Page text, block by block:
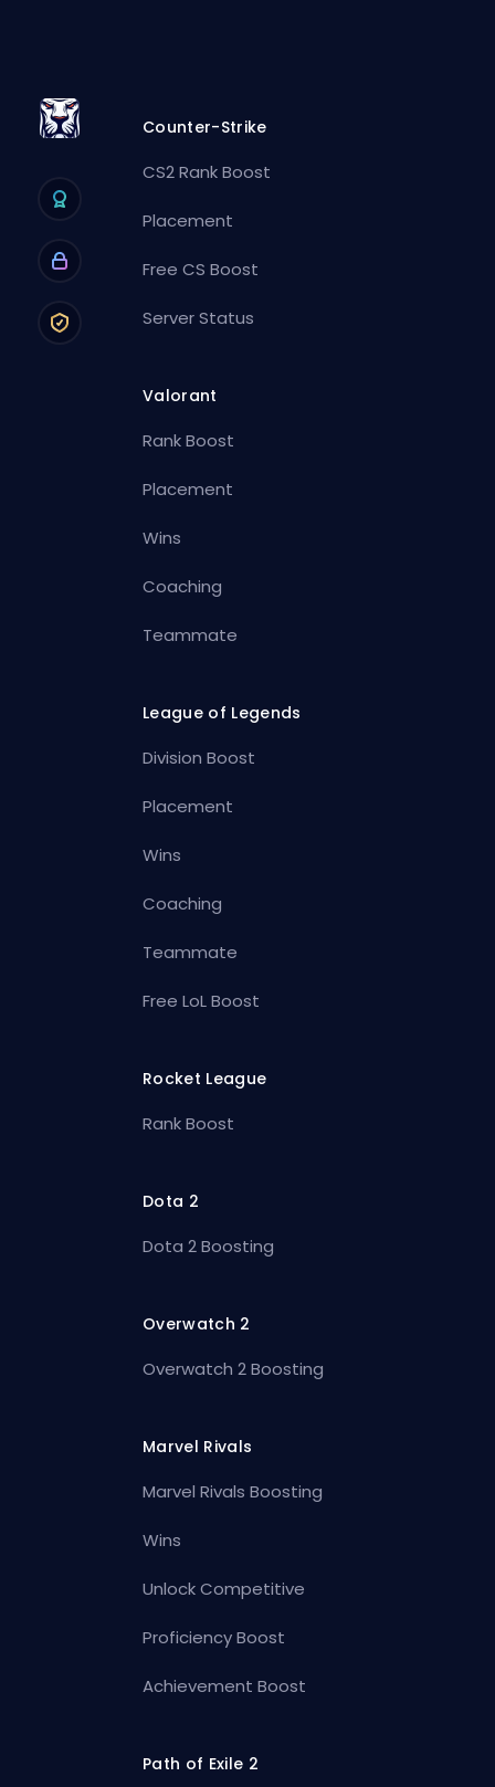
Counter-Strike
CS2 Rank Boost
Placement
Free CS Boost
Server Status
Valorant
Rank Boost
Placement
Wins
Coaching
Teammate
League of Legends
Division Boost
Placement
Wins
Coaching
Teammate
Free LoL Boost
Rocket League
Rank Boost
Dota 2
Dota 2 Boosting
Overwatch 2
Overwatch 2 Boosting
Marvel Rivals
Marvel Rivals Boosting
Wins
Unlock Competitive
Proficiency Boost
Achievement Boost
Path of Exile 2